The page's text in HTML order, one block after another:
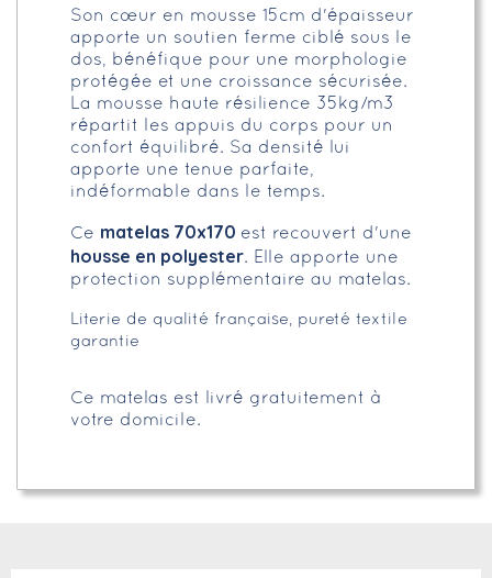
Son cœur en mousse 15cm d'épaisseur
apporte un soutien ferme ciblé sous le
dos, bénéfique pour une morphologie
protégée et une croissance sécurisée.
La mousse haute résilience 35kg/m3
répartit les appuis du corps pour un
confort équilibré. Sa densité lui
apporte une tenue parfaite,
indéformable dans le temps.
Ce matelas 70x170 est recouvert d'une
housse en polyester. Elle apporte une
protection supplémentaire au matelas.
Literie de qualité française, pureté textile
garantie
Ce matelas est livré gratuitement à
votre domicile.